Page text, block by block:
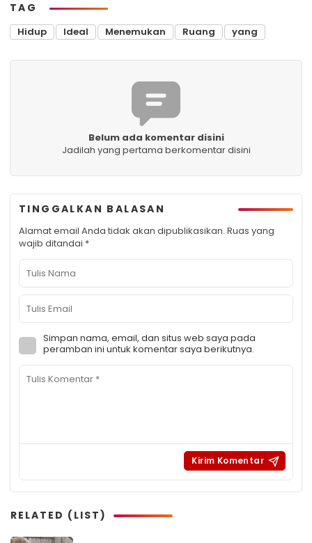
TAG
Hidup Ideal Menemukan Ruang yang
Belum ada komentar disini
Jadilah yang pertama berkomentar disini
TINGGALKAN BALASAN
Alamat email Anda tidak akan dipublikasikan. Ruas yang
wajib ditandai *
Simpan nama, email, dan situs web saya pada
peramban ini untuk komentar saya berikutnya.
RELATED (LIST)